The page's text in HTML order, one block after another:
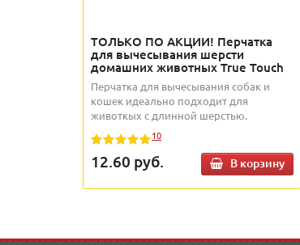
ТОЛЬКО ПО АКЦИИ! Перчатка
для вычесывания шерсти
домашних животных True Touch
Перчатка для вычесывания собак и
кошек идеально подходит для
животкых с длинной шерстью.
10
12.60 руб. В корзину